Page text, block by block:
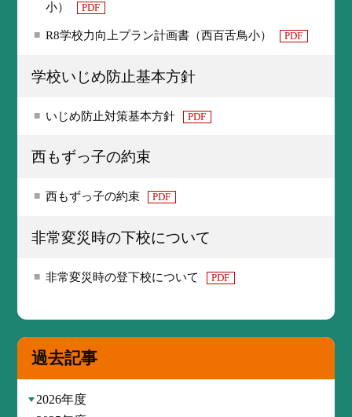
小）
PDF
R8学校力向上プラン計画書（西百舌鳥小） PDF
学校いじめ防止基本方針
いじめ防止対策基本方針 PDF
西もずっ子の約束
西もずっ子の約束 PDF
非常変災時の下校について
非常変災時の登下校について PDF
過去記事
2026年度